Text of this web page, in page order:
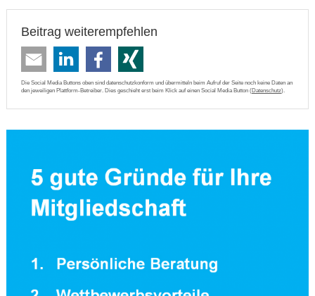
Beitrag weiterempfehlen
Die Social Media Buttons oben sind datenschutzkonform und übermitteln beim Aufruf der Seite noch keine Daten an
den jeweiligen Plattform-Betreiber. Dies geschieht erst beim Klick auf einen Social Media Button (Datenschutz).